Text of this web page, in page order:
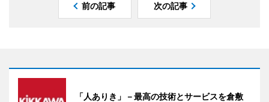
前の記事 次の記事
「人ありき」－最高の技術とサービスを倉敷